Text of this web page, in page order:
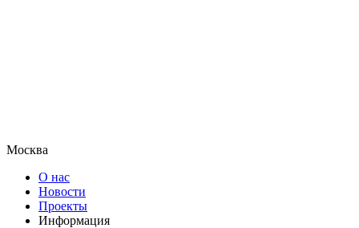
Москва
О нас
Новости
Проекты
Информация